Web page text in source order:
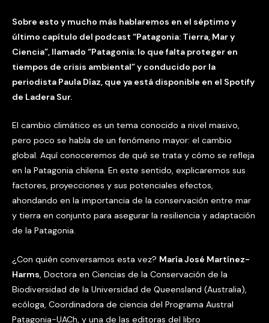
Sobre esto y mucho más hablaremos en el séptimo y
último capítulo del podcast “Patagonia: Tierra, Mar y
Ciencia”, llamado “Patagonia: lo que falta proteger en
tiempos de crisis ambiental” y conducido por la
periodista Paula Díaz, que ya está disponible en el Spotify
de Ladera Sur.
El cambio climático es un tema conocido a nivel masivo,
pero poco se habla de un fenómeno mayor: el cambio
global. Aquí conoceremos de qué se trata y cómo se refleja
en la Patagonia chilena. En este sentido, explicaremos sus
factores, proyecciones y sus potenciales efectos,
ahondando en la importancia de la conservación entre mar
y tierra en conjunto para asegurar la resiliencia y adaptación
de la Patagonia.
¿Con quién conversamos esta vez? María José Martínez-
Harms, Doctora en Ciencias de la Conservación de la
Biodiversidad de la Universidad de Queensland (Australia),
ecóloga, Coordinadora de ciencia del Programa Austral
Patagonia-UACh, y una de las editoras del libro